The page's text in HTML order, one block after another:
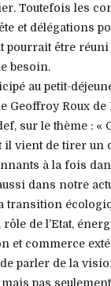
Toutefois les
et délégations
pourrait être
besoin.
au petit-
Geoffroy Roux de
sur le thème : «
il vient de tirer un
à la fois
dans notre
transition
de l’Etat,
et commerce
de parler de la
pas